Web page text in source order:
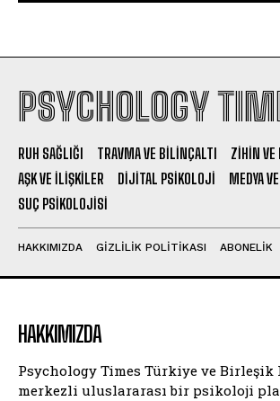
PSYCHOLOGY
RUH SAĞLIĞI TRAVMA VE BILINÇALTI
ZIHIN VE
AŞK VE İLIŞKILER
DIJITAL PSIKOLOJI
MEDYA
SUÇ PSIKOLOJISI
HAKKIMIZDA GIZLILIK POLITIKASI ABONELIK
HAKKIMIZDA
Psychology Times Türkiye ve Birleşik
merkezli uluslararası bir psikoloji